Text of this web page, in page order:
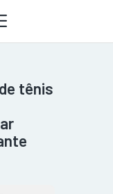
tênis